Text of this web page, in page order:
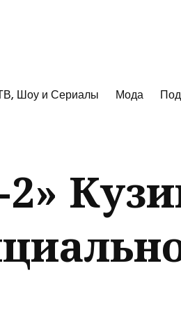
Шоу и Сериалы Мода